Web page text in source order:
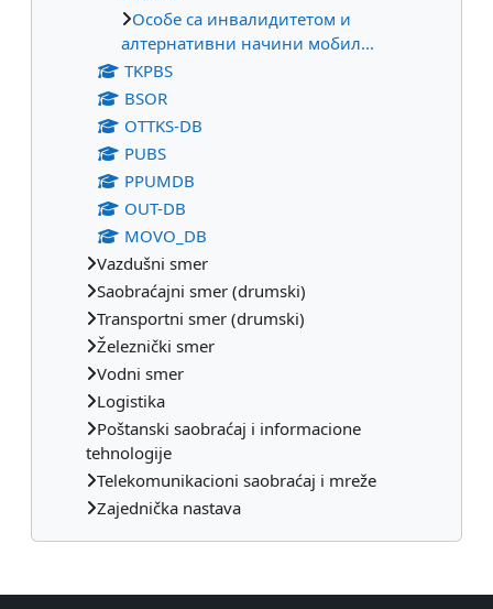
Особе са инвалидитетом и
алтернативни начини мобил...
TKPBS
BSOR
OTTKS-DB
PUBS
PPUMDB
OUT-DB
MOVO_DB
Vazdušni smer
Saobraćajni smer (drumski)
Transportni smer (drumski)
Železnički smer
Vodni smer
Logistika
Poštanski saobraćaj i informacione
tehnologije
Telekomunikacioni saobraćaj i mreže
Zajednička nastava
Dodatni blokovi